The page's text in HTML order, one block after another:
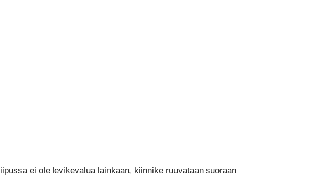
ei ole levikevalua lainkaan, kiinnike ruuvataan suoraan